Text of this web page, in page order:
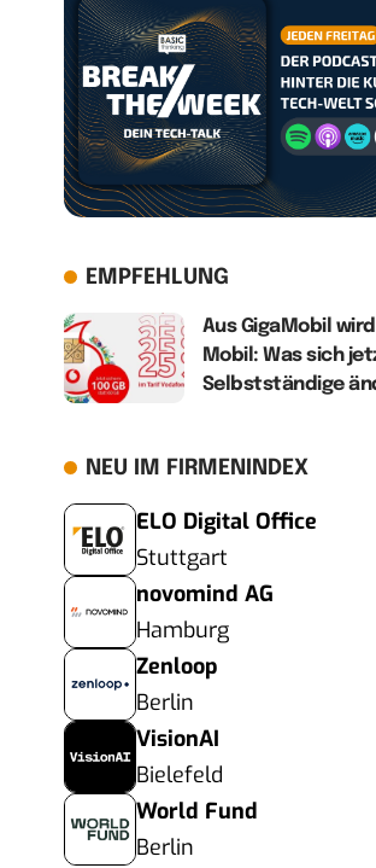
EMPFEHLUNG
Aus GigaMobil
Mobil: Was sich
Selbstständige
NEU IM FIRMENINDEX
ELO Digital Office
Stuttgart
novomind AG
Hamburg
Zenloop
Berlin
VisionAI
Bielefeld
World Fund
Berlin